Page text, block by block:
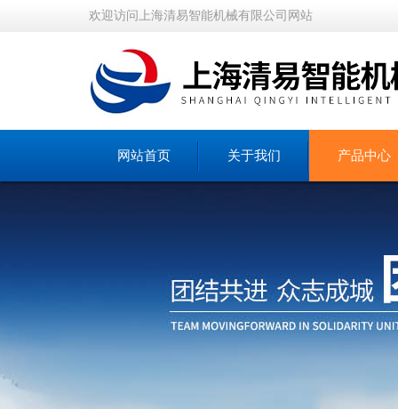
欢迎访问上海清易智能机械有限公司网站
网站首页 关于我们 产品中心